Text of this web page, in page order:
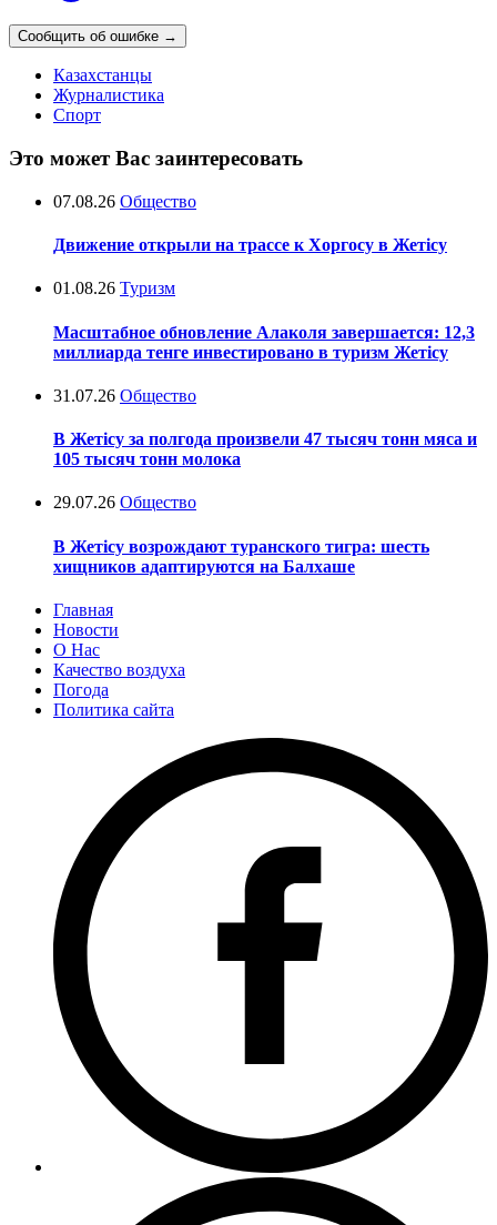
Сообщить об ошибке →
Казахстанцы
Журналистика
Спорт
Это может Вас заинтересовать
07.08.26 Общество
Движение открыли на трассе к Хоргосу в Жетісу
01.08.26 Туризм
Масштабное обновление Алаколя завершается: 12,3
миллиарда тенге инвестировано в туризм Жетісу
31.07.26 Общество
В Жетісу за полгода произвели 47 тысяч тонн мяса и
105 тысяч тонн молока
29.07.26 Общество
В Жетісу возрождают туранского тигра: шесть
хищников адаптируются на Балхаше
Главная
Новости
О Нас
Качество воздуха
Погода
Политика сайта